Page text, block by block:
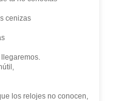
cenizas
los relojes no conocen,